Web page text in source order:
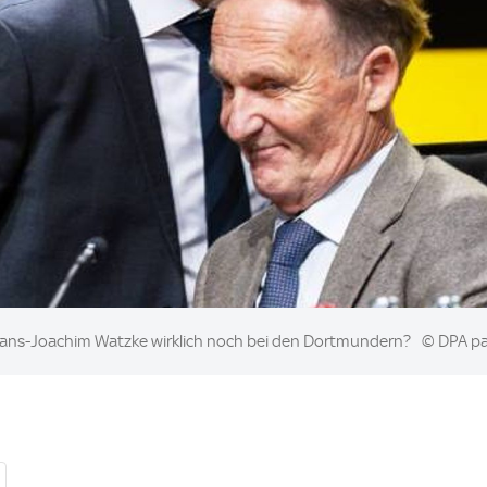
Joachim Watzke wirklich noch bei den Dortmundern? © DPA